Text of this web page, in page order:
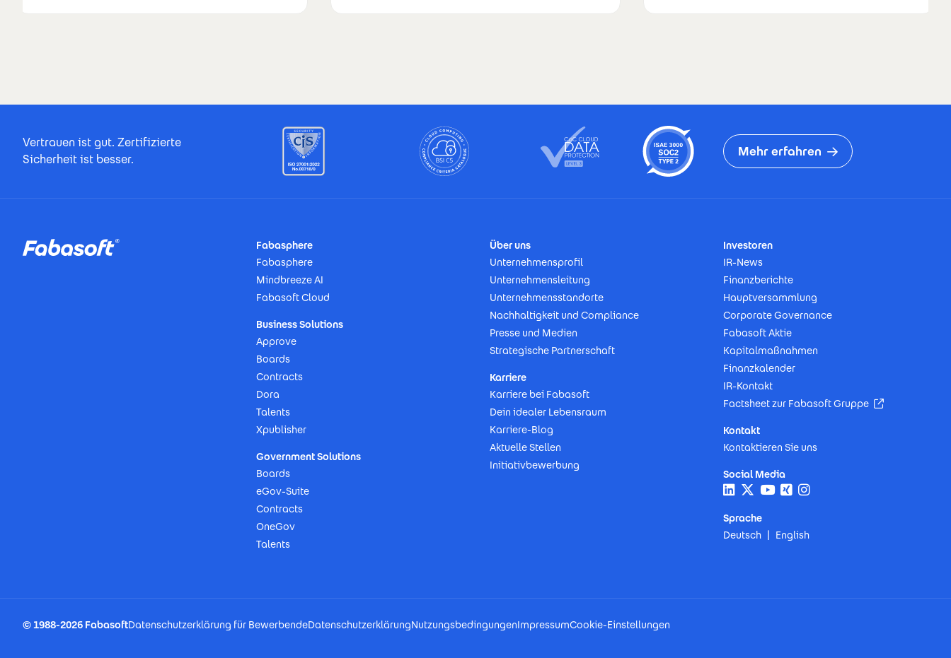
Vertrauen ist gut. Zertifizierte
Sicherheit ist besser.
Mehr erfahren
Fabasphere
Fabasphere
Mindbreeze AI
Fabasoft Cloud
Business Solutions
Approve
Boards
Contracts
Dora
Talents
Xpublisher
Government Solutions
Boards
eGov-Suite
Contracts
OneGov
Talents
Über uns
Unternehmensprofil
Unternehmensleitung
Unternehmensstandorte
Nachhaltigkeit und Compliance
Presse und Medien
Strategische Partnerschaft
Karriere
Karriere bei Fabasoft
Dein idealer Lebensraum
Karriere-Blog
Aktuelle Stellen
Initiativbewerbung
Investoren
IR-News
Finanzberichte
Hauptversammlung
Corporate Governance
Fabasoft Aktie
Kapitalmaßnahmen
Finanzkalender
IR-Kontakt
Factsheet zur Fabasoft Gruppe
(Öffnet in
Kontakt
Kontaktieren Sie uns
Social Media
Sprache
Deutsch
English
© 1988-2026 FabasoftDatenschutzerklärung für BewerbendeDatenschutzerklärungNutzungsbedingungenImpressumCookie-Einstellungen